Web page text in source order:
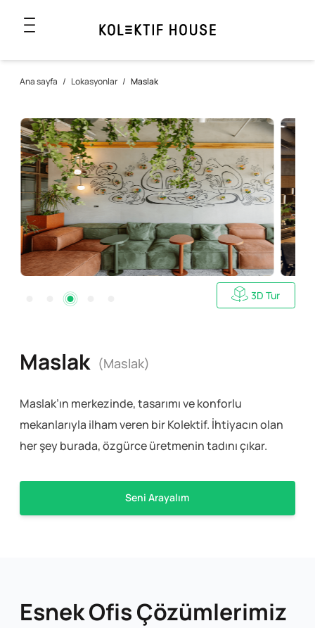
Ana sayfa / Lokasyonlar / Maslak
3D Tur
Maslak (Maslak)
Maslak’ın merkezinde, tasarımı ve konforlu
mekanlarıyla ilham veren bir Kolektif. İhtiyacın olan
her şey burada, özgürce üretmenin tadını çıkar.
Seni Arayalım
Esnek Ofis Çözümlerimiz